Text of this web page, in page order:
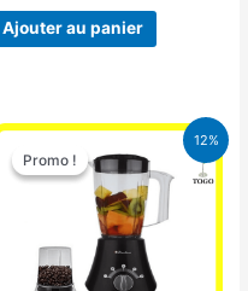
Ajouter au panier
12%
Promo !
Promo !
Le
prix
initial
était :
25.000 CFA.
Le
prix
actuel
est :